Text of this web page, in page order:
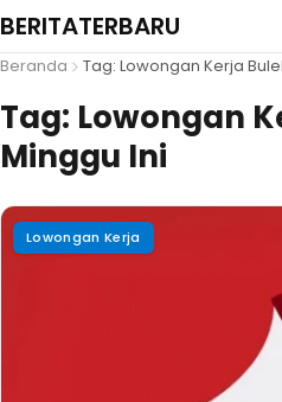
BERITATERBARU
Beranda Tag: Lowongan Kerja
Tag: Lowongan
Minggu Ini
Lowongan Kerja